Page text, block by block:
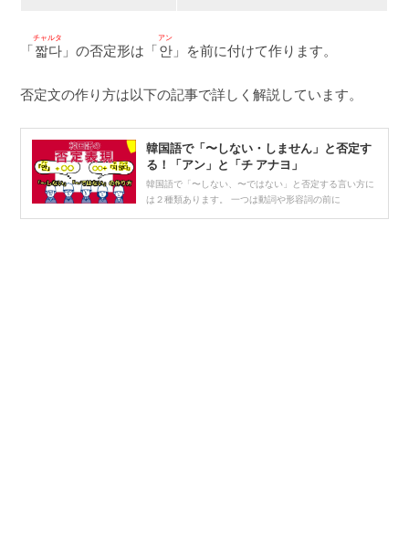
「짧다
チャルタ
」の否定形は「안
アン
」を前に付けて作ります。
否定文の作り方は以下の記事で詳しく解説しています。
韓国語で「〜しない・しません」と否定す
る！「アン」と「チ アナヨ」
韓国語で「〜しない、〜ではない」と否定する言い方に
は２種類あります。 一つは動詞や形容詞の前に